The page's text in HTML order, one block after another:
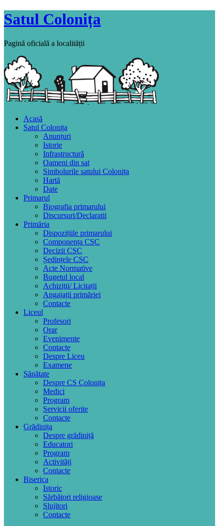
Satul Colonița
Pagină oficială a localității
Acasă
Satul Colonița
Anunțuri
Istorie
Infrastructură
Oameni din sat
Simbolurile satului Colonița
Hartă
Date
Primarul
Biografia primarului
Discursuri/Declaratii
Primăria
Dispozițiile primarului
Componența CSC
Decizii CSC
Ședințele CSC
Acte Normative
Bugetul local
Achiziţii/ Licitații
Angajații primăriei
Contacte
Liceul
Profesori
Orar
Evenimente
Contacte
Despre Liceu
Examene
Sănătate
Despre CS Colonița
Medici
Program
Servicii oferite
Contacte
Grădinița
Despre grădiniță
Educatori
Program
Activități
Contacte
Biserica
Istoric
Sărbători religioase
Slujitori
Contacte